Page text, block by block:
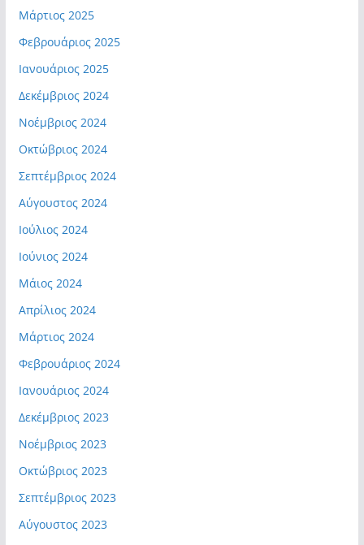
Μάρτιος 2025
Φεβρουάριος 2025
Ιανουάριος 2025
Δεκέμβριος 2024
Νοέμβριος 2024
Οκτώβριος 2024
Σεπτέμβριος 2024
Αύγουστος 2024
Ιούλιος 2024
Ιούνιος 2024
Μάιος 2024
Απρίλιος 2024
Μάρτιος 2024
Φεβρουάριος 2024
Ιανουάριος 2024
Δεκέμβριος 2023
Νοέμβριος 2023
Οκτώβριος 2023
Σεπτέμβριος 2023
Αύγουστος 2023